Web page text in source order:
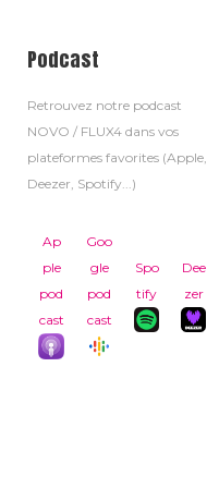
Podcast
Retrouvez notre podcast
NOVO / FLUX4 dans vos
plateformes favorites (Apple,
Deezer, Spotify...)
Ap
ple
pod
cast
Goo
gle
pod
cast
Spo
tify
Dee
zer